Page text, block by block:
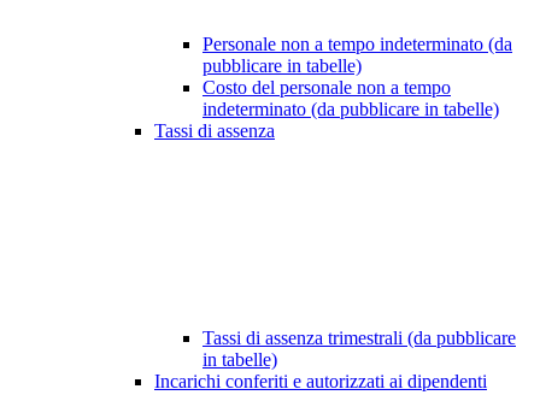
Personale non a tempo indeterminato (da
pubblicare in tabelle)
Costo del personale non a tempo
indeterminato (da pubblicare in tabelle)
Tassi di assenza
Tassi di assenza trimestrali (da pubblicare
in tabelle)
Incarichi conferiti e autorizzati ai dipendenti